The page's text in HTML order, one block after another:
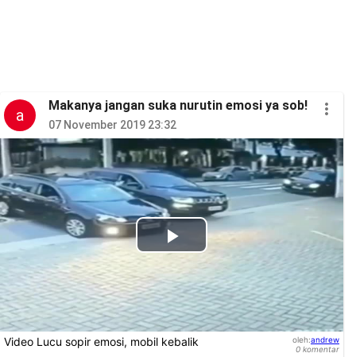
a
Makanya jangan suka nurutin emosi ya sob!
07 November 2019 23:32
Play
Video
Video Lucu sopir emosi, mobil kebalik oleh:andrew
0 komentar